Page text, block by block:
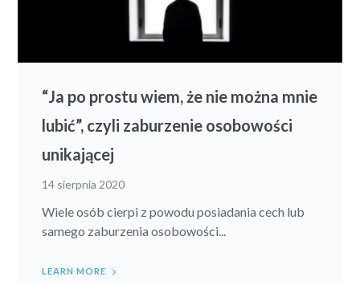
“Ja po prostu wiem, że nie można mnie
lubić”, czyli zaburzenie osobowości
unikającej
14 sierpnia 2020
Wiele osób cierpi z powodu posiadania cech lub
samego zaburzenia osobowości...
LEARN MORE